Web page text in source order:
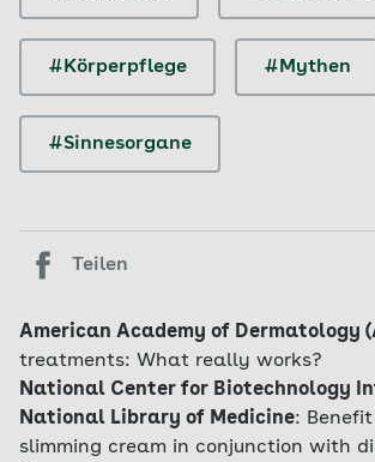
#Körperpflege #Mythen
#Sinnesorgane
Teilen
American Academy of Dermatology
treatments: What really works?
National Center for Biotechnology
National Library of Medicine:
slimming cream in conjunction with